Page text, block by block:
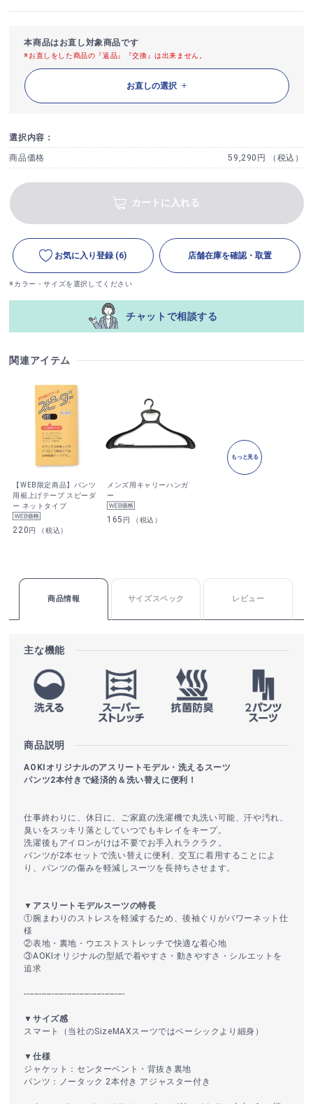
本商品はお直し対象商品です
※お直しをした商品の『返品』『交換』は出来ません。
お直しの選択
選択内容：
商品価格 59,290円 （税込）
カートに入れる
お気に入り登録 (6) 店舗在庫を確認・取置
※カラー・サイズを選択してください
チャットで相談する
関連アイテム
【WEB限定商品】パンツ
用裾上げテープ スピーダ
ー ネットタイプ
220円 （税込）
メンズ用キャリーハンガ
ー
165 円 （税込）
もっと見る
商品情報 サイズスペック レビュー
主な機能
商品説明
AOKIオリジナルのアスリートモデル・洗えるスーツ
パンツ2本付きで経済的＆洗い替えに便利！
仕事終わりに、休日に、ご家庭の洗濯機で丸洗い可能、汗や汚れ、
臭いをスッキリ落としていつでもキレイをキープ。
洗濯後もアイロンがけは不要でお手入れラクラク。
パンツが2本セットで洗い替えに便利、交互に着用することによ
り、パンツの傷みを軽減しスーツを長持ちさせます。
▼アスリートモデルスーツの特長
①腕まわりのストレスを軽減するため、後袖ぐりがパワーネット仕
様
②表地・裏地・ウエストストレッチで快適な着心地
③AOKIオリジナルの型紙で着やすさ・動きやすさ・シルエットを
追求
----------------------------------------
▼サイズ感
スマート（当社のSizeMAXスーツではベーシックより細身）
▼仕様
ジャケット：センターベント・背抜き裏地
パンツ：ノータック 2本付き アジャスター付き